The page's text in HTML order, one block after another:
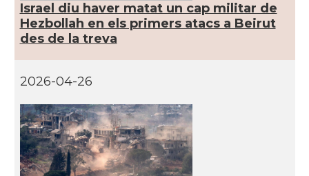
Israel diu haver matat un cap militar de
Hezbollah en els primers atacs a Beirut
des de la treva
2026-04-26